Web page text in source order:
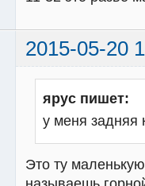
2015-05-20
ярус пишет:
у меня задняя
Это ту